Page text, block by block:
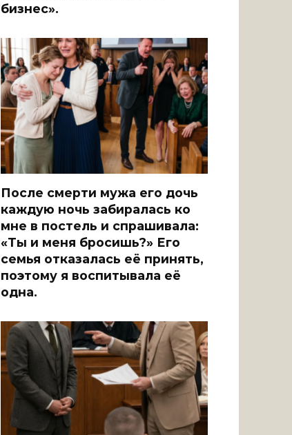
бизнес».
После смерти мужа его дочь
каждую ночь забиралась ко
мне в постель и спрашивала:
«Ты и меня бросишь?» Его
семья отказалась её принять,
поэтому я воспитывала её
одна.